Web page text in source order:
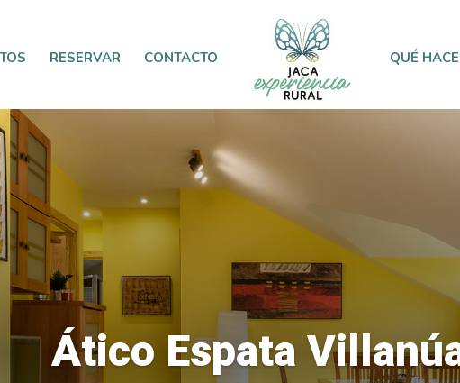
RESERVAR CONTACTO QUÉ
Ático Espata